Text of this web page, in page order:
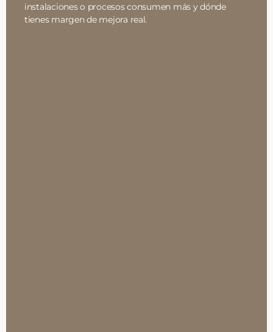
instalaciones o procesos consumen más y dónde
tienes margen de mejora real.